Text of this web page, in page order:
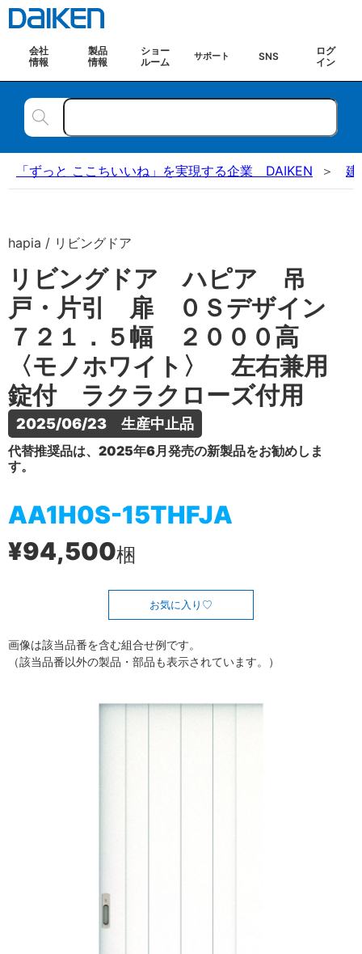
会社
情報
製品
情報
ショー
ルーム
サポート SNS
ログ
イン
「ずっと ここちいいね」を実現する企業 DAIKEN 建
hapia / リビングドア
リビングドア ハピア 吊
戸・片引 扉 ０Ｓデザイン
７２１．５幅 ２０００高
〈モノホワイト〉 左右兼用
錠付 ラクラクローズ付用
2025/06/23　生産中止品
代替推奨品は、2025年6月発売の新製品をお勧めしま
す。
AA1H0S-15THFJA
¥94,500梱
お気に入り
画像は該当品番を含む組合せ例です。
（該当品番以外の製品・部品も表示されています。）